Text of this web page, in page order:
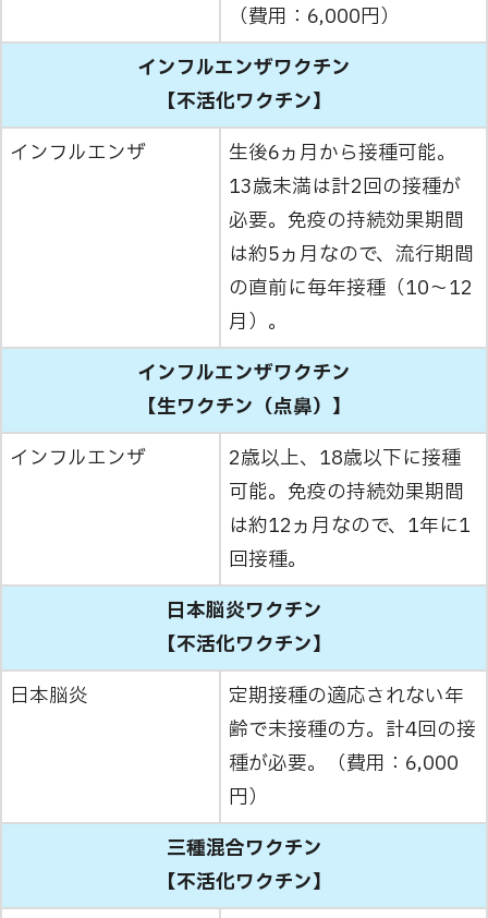
（費用：6,000円）
インフルエンザワクチン
【不活化ワクチン】
インフルエンザ
生後6ヵ月から接種可能。
13歳未満は計2回の接種が
必要。免疫の持続効果期間
は約5ヵ月なので、流行期間
の直前に毎年接種（10〜12
月）。
インフルエンザワクチン
【生ワクチン（点鼻）】
インフルエンザ
2歳以上、18歳以下に接種
可能。免疫の持続効果期間
は約12ヵ月なので、1年に1
回接種。
日本脳炎ワクチン
【不活化ワクチン】
日本脳炎
定期接種の適応されない年
齢で未接種の方。計4回の接
種が必要。（費用：6,000
円）
三種混合ワクチン
【不活化ワクチン】